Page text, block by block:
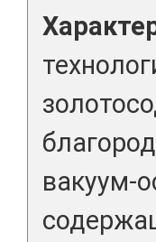
вакуум-